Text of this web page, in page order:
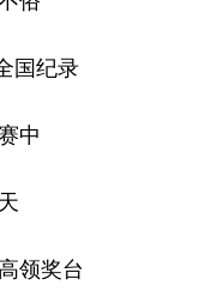
国纪录
中
领奖台